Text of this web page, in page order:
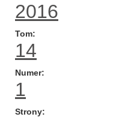
2016
Tom
14
Numer
1
Strony